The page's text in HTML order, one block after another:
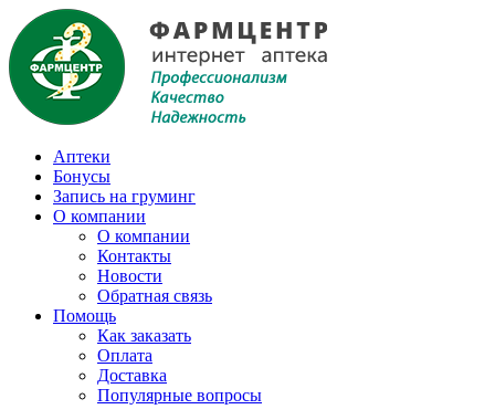
Аптеки
Бонусы
Запись на груминг
О компании
О компании
Контакты
Новости
Обратная связь
Помощь
Как заказать
Оплата
Доставка
Популярные вопросы